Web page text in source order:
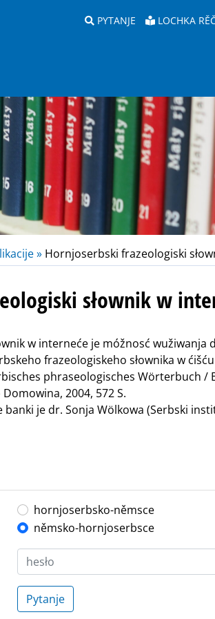
PYTANJE LOCHKA
» Hornjoserbski frazeologiski
słownik w
w interneće je móžnosć
frazeologiskeho słownika w
phraseologisches Wörterbuch /
2004, 572 S.
je dr. Sonja Wölkowa (Serbski
hornjoserbsko-němsce
němsko-hornjoserbsce
Pytanje